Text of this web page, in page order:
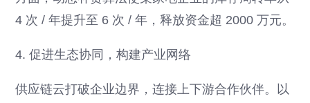
4 次 / 年提升至 6 次 / 年，释放资金超 2000 万元。
4. 促进生态协同，构建产业网络
供应链云打破企业边界，连接上下游合作伙伴。以